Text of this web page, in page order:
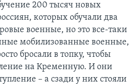
200 тысяч новых
которых обучали два
военные, но это все-таки
мобилизованные военные,
бросали в топку, чтобы
на Кременную. И они
– а сзади у них стояли